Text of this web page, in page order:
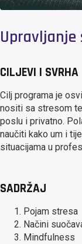
Upravljanje
CILJEVI I SVRHA
Cilj programa je
nositi sa stresom
poslu i privatno.
naučiti kako um i
situacijama u
SADRŽAJ
Pojam stresa
Načini
Mindfulness